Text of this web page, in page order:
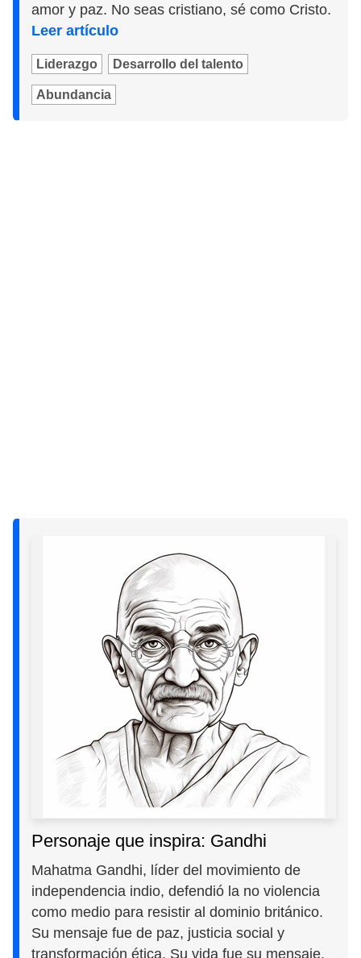
amor y paz. No seas cristiano, sé como Cristo.
Leer artículo
Liderazgo Desarrollo del talento
Abundancia
Personaje que inspira: Gandhi
Mahatma Gandhi, líder del movimiento de
independencia indio, defendió la no violencia
como medio para resistir al dominio británico.
Su mensaje fue de paz, justicia social y
transformación ética. Su vida fue su mensaje.